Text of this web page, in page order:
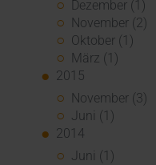
Dezember (1)
November (2)
Oktober (1)
März (1)
2015
November (3)
Juni (1)
2014
Juni (1)